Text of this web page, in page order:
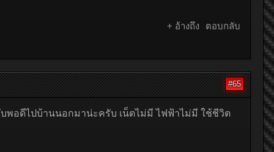
+ อ้างถึง ตอบกลับ
#65
พอดีไปบ้านนอกมาน่ะครับ เน็ตไม่มี ไฟฟ้าไม่มี ใช้ชีวิต